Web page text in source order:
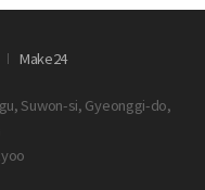
Make24
Suwon-si, Gyeonggi-do,